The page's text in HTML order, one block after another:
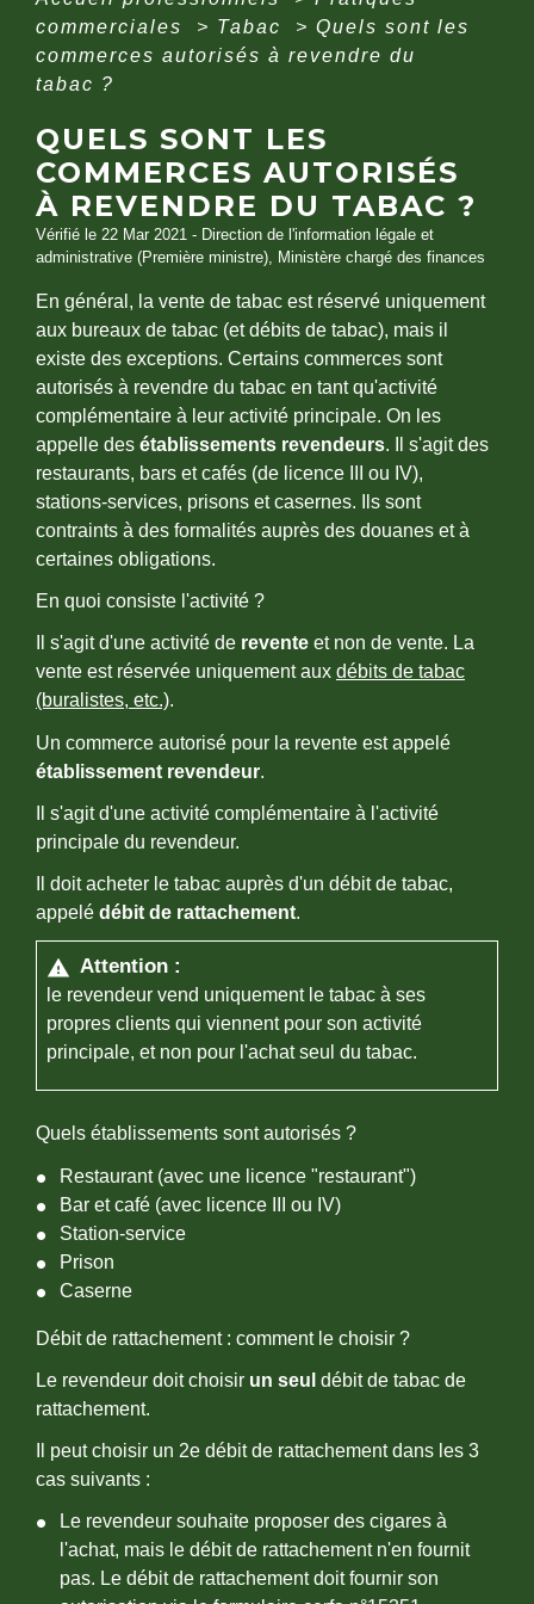
commerciales
> Tabac > Quels sont les
commerces autorisés à revendre du
tabac ?
QUELS SONT LES
COMMERCES AUTORISÉS
À REVENDRE DU TABAC ?
Vérifié le 22 Mar 2021 - Direction de l'information légale et
administrative (Première ministre), Ministère chargé des finances
En général, la vente de tabac est réservé uniquement
aux bureaux de tabac (et débits de tabac), mais il
existe des exceptions. Certains commerces sont
autorisés à revendre du tabac en tant qu'activité
complémentaire à leur activité principale. On les
appelle des établissements revendeurs. Il s'agit des
restaurants, bars et cafés (de licence III ou IV),
stations-services, prisons et casernes. Ils sont
contraints à des formalités auprès des douanes et à
certaines obligations.
En quoi consiste l'activité ?
Il s'agit d'une activité de revente et non de vente. La
vente est réservée uniquement aux débits de tabac
(buralistes, etc.).
Un commerce autorisé pour la revente est appelé
établissement revendeur.
Il s'agit d'une activité complémentaire à l'activité
principale du revendeur.
Il doit acheter le tabac auprès d'un débit de tabac,
appelé débit de rattachement.
warning Attention :
le revendeur vend uniquement le tabac à ses
propres clients qui viennent pour son activité
principale, et non pour l'achat seul du tabac.
Quels établissements sont autorisés ?
Restaurant (avec une licence "restaurant")
Bar et café (avec licence III ou IV)
Station-service
Prison
Caserne
Débit de rattachement : comment le choisir ?
Le revendeur doit choisir un seul débit de tabac de
rattachement.
Il peut choisir un 2e débit de rattachement dans les 3
cas suivants :
Le revendeur souhaite proposer des cigares à
l'achat, mais le débit de rattachement n'en fournit
pas. Le débit de rattachement doit fournir son